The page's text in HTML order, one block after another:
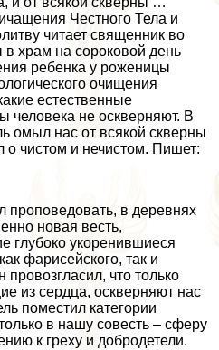
Честного Тела и
читает священник во
храм на сороковой день
ребенка у роженицы
очищения
естественные
человека не оскверняют. В
омыл нас от всякой скверны
о чистом и нечистом. Пишет:
проповедовать, в деревнях
новая весть,
глубоко укоренившиеся
фарисейского, так и
что только
из сердца, оскверняют нас
поместил категории
в нашу совесть – сферу
к греху и добродетели.